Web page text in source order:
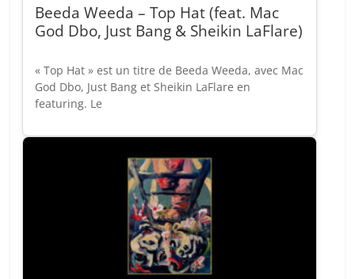
Beeda Weeda – Top Hat (feat. Mac
God Dbo, Just Bang & Sheikin LaFlare)
« Top Hat » est un titre de Beeda Weeda, avec Mac
God Dbo, Just Bang et Sheikin LaFlare en
featuring. Le